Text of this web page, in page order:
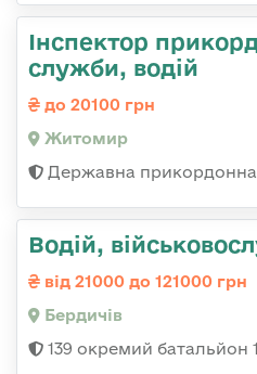
Інспектор
служби, водій
до 20100 грн
Житомир
Державна прикордонна
Водій,
від 21000 до 121000 грн
Бердичів
139 окремий батальйон